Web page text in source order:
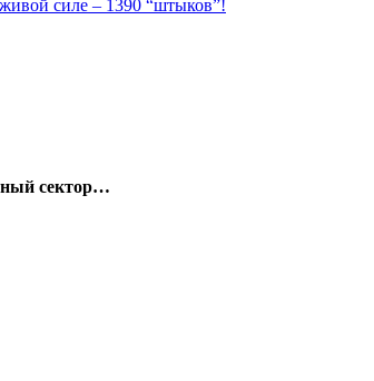
силе – 1390 “штыков”!
сектор…